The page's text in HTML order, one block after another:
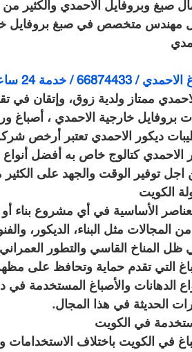
صبغ وبروفايل الاحمدي والكثير
مهندس متخصص في صبغ بروفايل
/ خدمة 24 ساعة
ممتاز ولدية زوق، وإتقان في
بروفايل خارجية الاحمدي ، أصباغ
ديكور الاحمدي تعتبر أرخص
كتالوج خاص به أفضل
اجل توفير الوقت والجهد على
الكويت
الأساسية في أي مشروع بناء
المجالات مثل البناء، الديكور،
المناخ القاسي والتطور العمراني
التي تقدم حماية وتحافظ على
الدهانات والأصباغ المستخدمة في
الحديثة في هذا المجال.
في الكويت
في الكويت باختلاف الاستخدامات